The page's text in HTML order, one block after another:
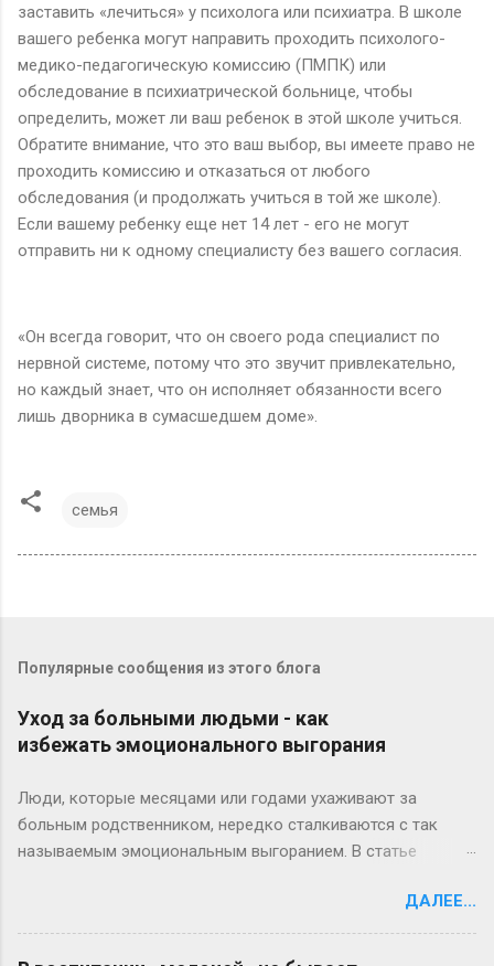
заставить «лечиться» у психолога или психиатра. В школе
вашего ребенка могут направить проходить психолого-
медико-педагогическую комиссию (ПМПК) или
обследование в психиатрической больнице, чтобы
определить, может ли ваш ребенок в этой школе учиться.
Обратите внимание, что это ваш выбор, вы имеете право не
проходить комиссию и отказаться от любого
обследования (и продолжать учиться в той же школе).
Если вашему ребенку еще нет 14 лет - его не могут
отправить ни к одному специалисту без вашего согласия.
«Он всегда говорит, что он своего рода специалист по
нервной системе, потому что это звучит привлекательно,
но каждый знает, что он исполняет обязанности всего
лишь дворника в сумасшедшем доме».
семья
Популярные сообщения из этого блога
Уход за больными людьми - как
избежать эмоционального выгорания
Люди, которые месяцами или годами ухаживают за
больным родственником, нередко сталкиваются с так
называемым эмоциональным выгоранием. В статье
которые помогут вам избежать этого тяжелого состояния.
1. Выделяйте время для себя. Ежедневно посвящая себя
заботе о больном, не забывайте уделять себе хотя бы
ДАЛЕЕ...